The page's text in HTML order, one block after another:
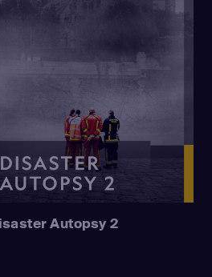
Autopsy 2